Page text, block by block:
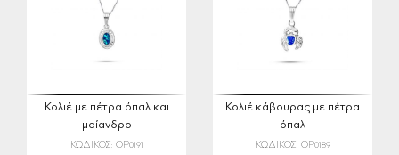
Κολιέ με πέτρα όπαλ και
μαίανδρο
ΚΩΔΙΚΟΣ: OP0191
Κολιέ κάβουρας με πέτρα
όπαλ
ΚΩΔΙΚΟΣ: OP0189